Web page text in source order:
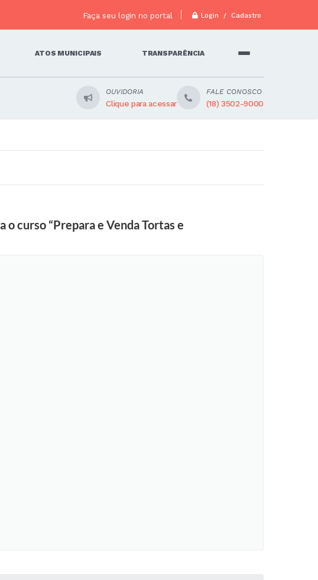
Faça seu login no portal Login / Cadastro
ATOS MUNICIPAIS TRANSPARÊNCIA
OUVIDORIA
Clique para acessar
FALE CONOSCO
(18) 3502-9000
o curso “Prepara e Venda Tortas e